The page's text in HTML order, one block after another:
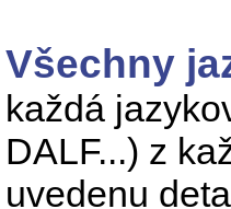
Všechny
každá
DALF...) z
uvedenu